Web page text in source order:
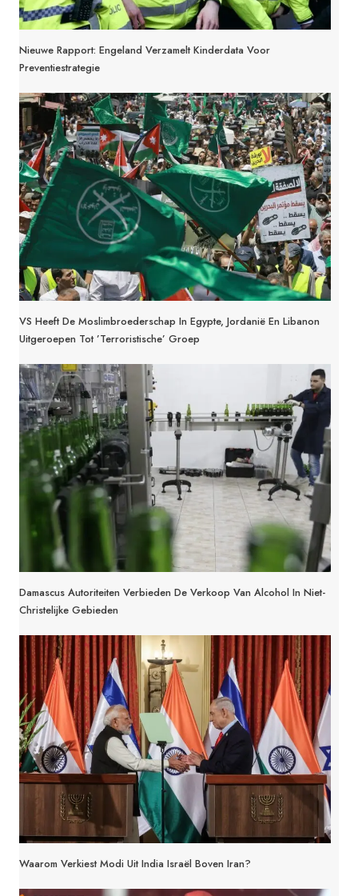
Nieuwe Rapport: Engeland Verzamelt Kinderdata Voor
Preventiestrategie
VS Heeft De Moslimbroederschap In Egypte, Jordanië En Libanon
Uitgeroepen Tot ’terroristische’ Groep
Damascus Autoriteiten Verbieden De Verkoop Van Alcohol In Niet-
Christelijke Gebieden
Waarom Verkiest Modi Uit India Israël Boven Iran?